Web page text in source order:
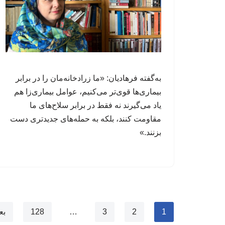
به‌گفته فرهادیان: «ما زرادخانه‌مان را در برابر
بیماری‌ها قوی‌تر می‌کنیم، عوامل‌ بیماری‌زا هم
یاد می‌گیرند نه فقط در برابر سلاح‌های ما
مقاومت کنند، بلکه به حمله‌های جدیدتری دست
بزنند.»
1
2
3
…
128